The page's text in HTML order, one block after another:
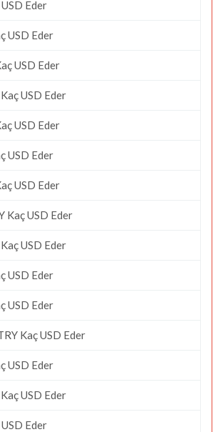
Eder
USD Eder
USD Eder
USD Eder
USD Eder
USD Eder
USD Eder
Kaç USD Eder
USD Eder
USD Eder
USD Eder
Kaç USD Eder
USD Eder
USD Eder
Eder